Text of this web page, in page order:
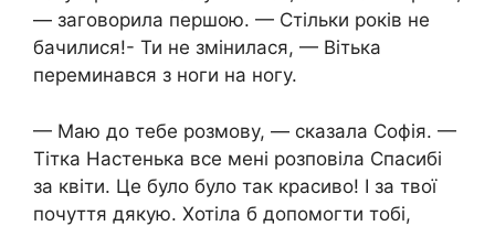
— заговорила першою. — Стільки років не
бачилися!- Ти не змінилася, — Вітька
переминався з ноги на ногу.
— Маю до тебе розмову, — сказала Софія. —
Тітка Настенька все мені розповіла Спасибі
за квіти. Це було було так красиво! І за твої
почуття дякую. Хотіла б допомогти тобі,